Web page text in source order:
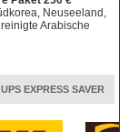
Neuseeland,
Arabische
EXPRESS SAVER